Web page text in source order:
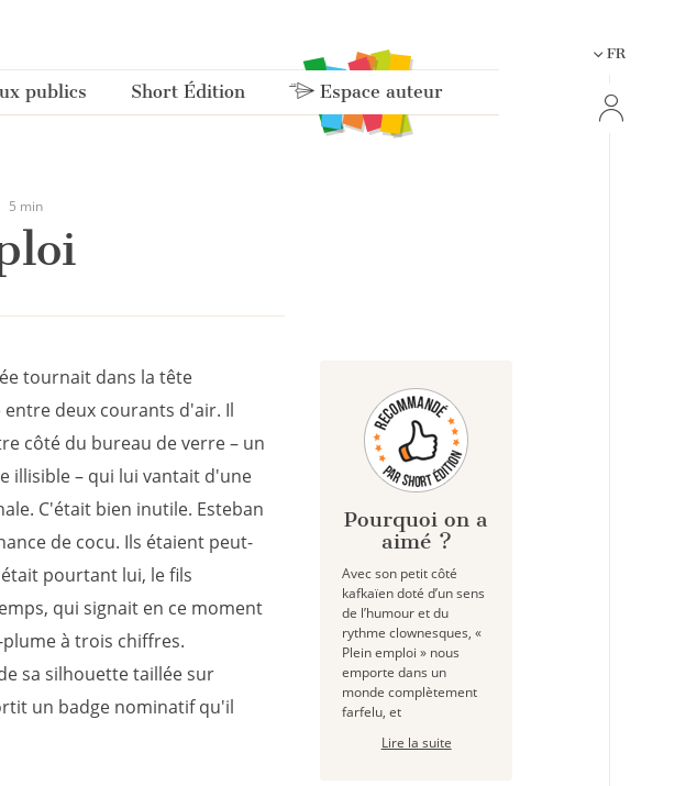
publics Short Édition Espace auteur
FR
5 min
tournait dans la tête
deux courants d'air. Il
côté du bureau de verre – un
illisible – qui lui vantait d'une
C'était bien inutile. Esteban
de cocu. Ils étaient peut-
pourtant lui, le fils
qui signait en ce moment
à trois chiffres.
sa silhouette taillée sur
un badge nominatif qu'il
Pourquoi on a
aimé ?
Avec son petit côté
kafkaïen doté d’un sens
de l’humour et du
rythme clownesques, «
Plein emploi » nous
emporte dans un
monde complètement
farfelu, et
Lire la suite